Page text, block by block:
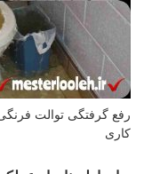
رفع گرفتگی توالت
کاری